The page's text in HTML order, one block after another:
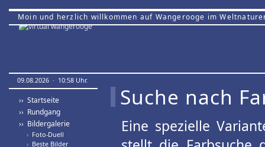
Moin und herzlich willkommen auf Wangerooge im
09.08.2026 · 10:58 Uhr.
›› Startseite
›› Rundgang
›› Bildergalerie
› Foto-Duell
› Beste Bilder
Suche nach
Eine spezielle